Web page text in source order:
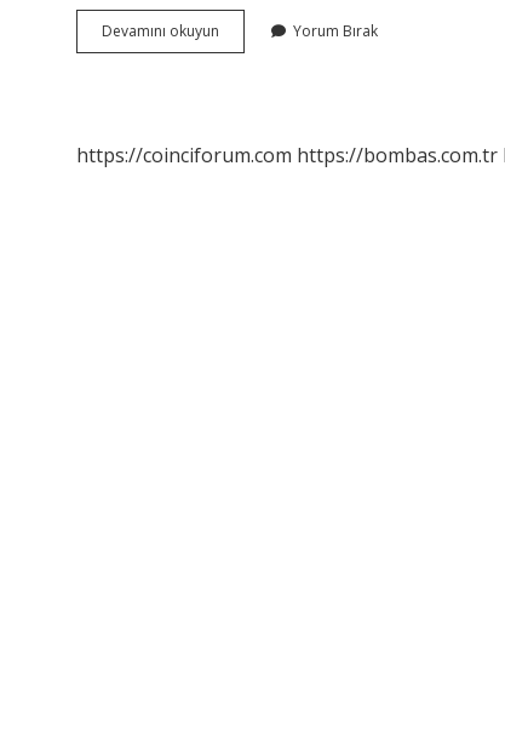
Devamını okuyun
Ne
Yorum Bırak
https://coinciforum.com https://bombas.com.tr